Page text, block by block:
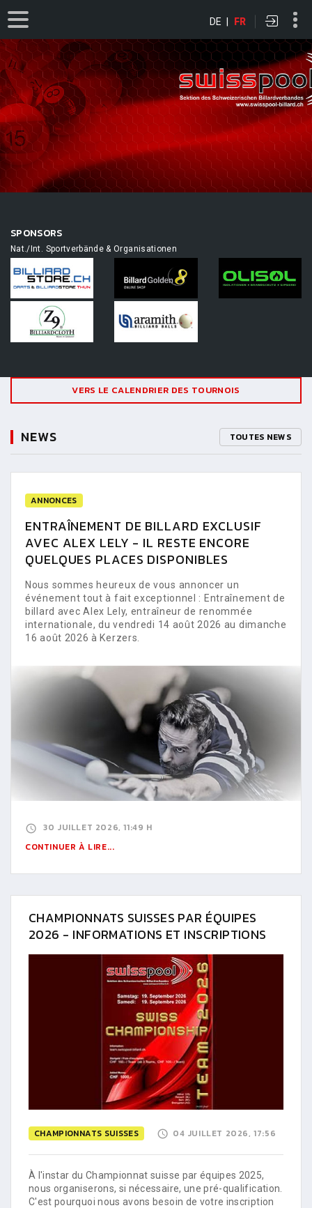
DE | FR
SPONSORS
Nat./Int. Sportverbände & Organisationen
VERS LE CALENDRIER DES TOURNOIS
NEWS TOUTES NEWS
ANNONCES
ENTRAÎNEMENT DE BILLARD EXCLUSIF
AVEC ALEX LELY - IL RESTE ENCORE
QUELQUES PLACES DISPONIBLES
Nous sommes heureux de vous annoncer un
événement tout à fait exceptionnel : Entraînement de
billard avec Alex Lely, entraîneur de renommée
internationale, du vendredi 14 août 2026 au dimanche
16 août 2026 à Kerzers.
30 JUILLET 2026, 11:49 H
CONTINUER À LIRE...
CHAMPIONNATS SUISSES PAR ÉQUIPES
2026 - INFORMATIONS ET INSCRIPTIONS
CHAMPIONNATS SUISSES 04 JUILLET 2026, 17:56
À l'instar du Championnat suisse par équipes 2025,
nous organiserons, si nécessaire, une pré-qualification.
C'est pourquoi nous avons besoin de votre inscription